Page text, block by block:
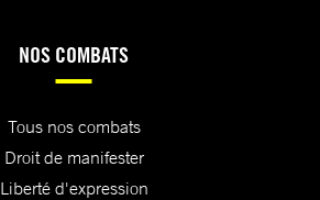
NOS COMBATS
Tous nos combats
Droit de manifester
Liberté d'expression